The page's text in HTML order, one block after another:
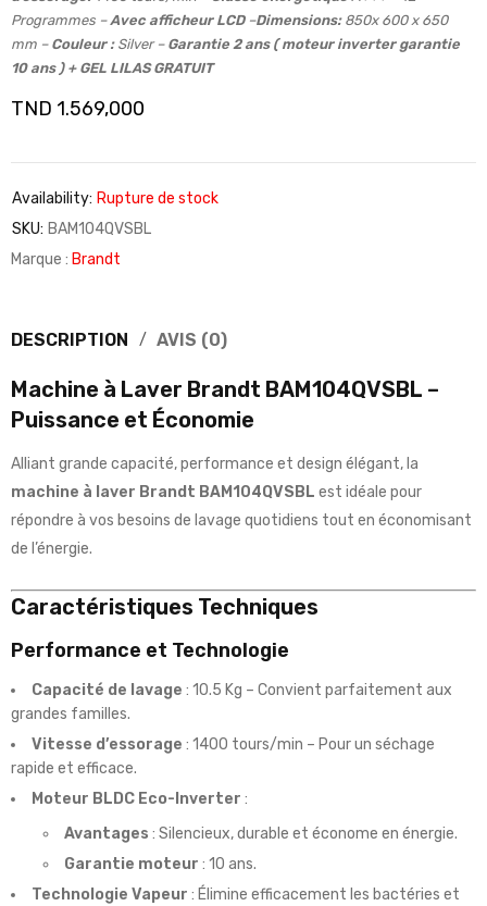
Programmes –Avec afficheur LCD–Dimensions:850x 600 x 650
mm – Couleur :Silver – Garantie 2 ans ( moteur inverter garantie
10 ans ) + GEL LILAS GRATUIT
TND 1.569,000
Availability: Rupture de stock
SKU: BAM104QVSBL
Marque : Brandt
DESCRIPTION AVIS (0)
Machine à Laver Brandt BAM104QVSBL –
Puissance et Économie
Alliant grande capacité, performance et design élégant, la
machine à laver Brandt BAM104QVSBL est idéale pour
répondre à vos besoins de lavage quotidiens tout en économisant
de l’énergie.
Caractéristiques Techniques
Performance et Technologie
Capacité de lavage : 10.5 Kg – Convient parfaitement aux
grandes familles.
Vitesse d’essorage : 1400 tours/min – Pour un séchage
rapide et efficace.
Moteur BLDC Eco-Inverter :
Avantages : Silencieux, durable et économe en énergie.
Garantie moteur : 10 ans.
Technologie Vapeur : Élimine efficacement les bactéries et